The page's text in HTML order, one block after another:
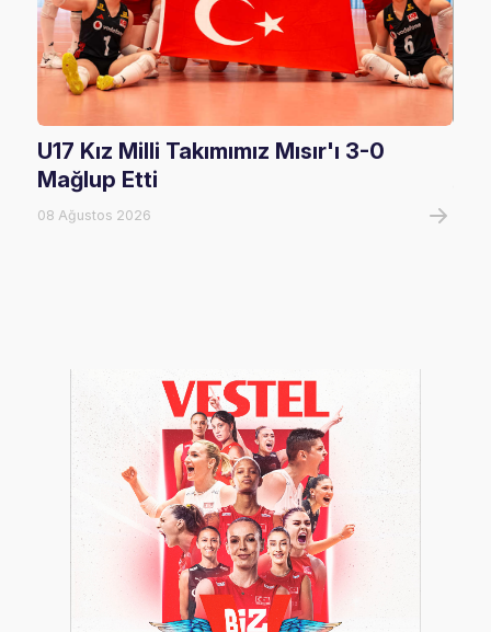
U17 Kız Milli Takımımız Mısır'ı 3-0
Mağlup Etti
08 Ağustos 2026